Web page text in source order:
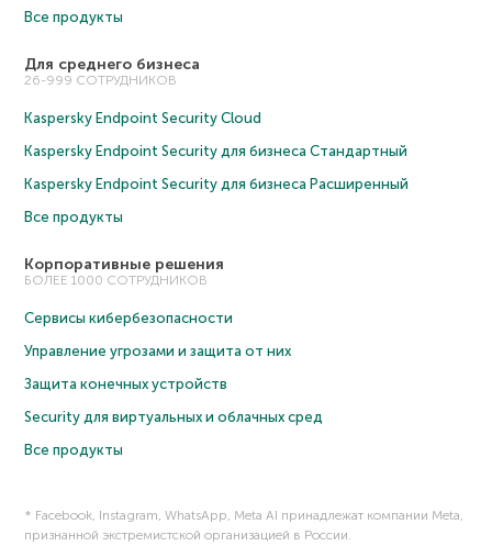
Все продукты
Для среднего бизнеса
26-999 СОТРУДНИКОВ
Kaspersky Endpoint Security Cloud
Kaspersky Endpoint Security для бизнеса Cтандартный
Kaspersky Endpoint Security для бизнеса Расширенный
Все продукты
Корпоративные решения
БОЛЕЕ 1000 СОТРУДНИКОВ
Сервисы кибербезопасности
Управление угрозами и защита от них
Защита конечных устройств
Security для виртуальных и облачных сред
Все продукты
* Facebook, Instagram, WhatsApp, Meta AI принадлежат компании Meta,
признанной экстремистской организацией в России.